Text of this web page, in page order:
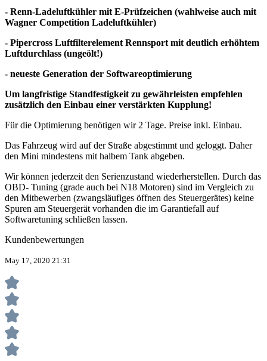
- Renn-Ladeluftkühler mit E-Prüfzeichen (wahlweise auch mit
Wagner Competition Ladeluftkühler)
- Pipercross Luftfilterelement Rennsport mit deutlich erhöhtem
Luftdurchlass (ungeölt!)
- neueste Generation der Softwareoptimierung
Um langfristige Standfestigkeit zu gewährleisten empfehlen
zusätzlich den Einbau einer verstärkten Kupplung!
Für die Optimierung benötigen wir 2 Tage. Preise inkl. Einbau.
Das Fahrzeug wird auf der Straße abgestimmt und geloggt. Daher
den Mini mindestens mit halbem Tank abgeben.
Wir können jederzeit den Serienzustand wiederherstellen. Durch das
OBD- Tuning (grade auch bei N18 Motoren) sind im Vergleich zu
den Mitbewerben (zwangsläufiges öffnen des Steuergerätes) keine
Spuren am Steuergerät vorhanden die im Garantiefall auf
Softwaretuning schließen lassen.
Kundenbewertungen
May 17, 2020 21:31